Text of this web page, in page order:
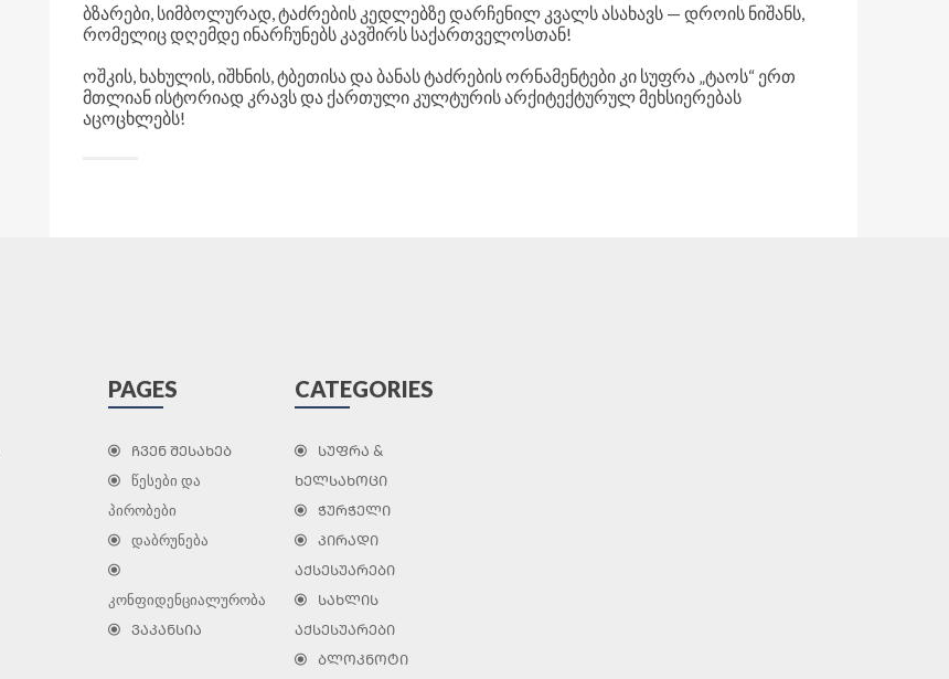
ᲑᲖᲐᲠᲔᲑᲘ, ᲡᲘᲛᲑᲝᲚᲣᲠᲐᲓ, ᲢᲐᲫᲠᲔᲑᲘᲡ ᲙᲔᲓᲚᲔᲑᲖᲔ ᲓᲐᲠᲩᲔᲜᲘᲚ ᲙᲕᲐᲚᲡ ᲐᲡᲐᲮᲐᲕᲡ — ᲓᲠᲝᲘᲡ ᲜᲘᲨᲐᲜᲡ,
ᲠᲝᲛᲔᲚᲘᲪ ᲓᲦᲔᲛᲓᲔ ᲘᲜᲐᲠᲩᲣᲜᲔᲑᲡ ᲙᲐᲕᲨᲘᲠᲡ ᲡᲐᲥᲐᲠᲗᲕᲔᲚᲝᲡᲗᲐᲜ!
ᲝᲨᲙᲘᲡ, ᲮᲐᲮᲣᲚᲘᲡ, ᲘᲨᲮᲜᲘᲡ, ᲢᲑᲔᲗᲘᲡᲐ ᲓᲐ ᲑᲐᲜᲐᲡ ᲢᲐᲫᲠᲔᲑᲘᲡ ᲝᲠᲜᲐᲛᲔᲜᲢᲔᲑᲘ ᲙᲘ ᲡᲣᲤᲠᲐ „ᲢᲐᲝᲡ“ ᲔᲠᲗ
ᲛᲗᲚᲘᲐᲜ ᲘᲡᲢᲝᲠᲘᲐᲓ ᲙᲠᲐᲕᲡ ᲓᲐ ᲥᲐᲠᲗᲣᲚᲘ ᲙᲣᲚᲢᲣᲠᲘᲡ ᲐᲠᲥᲘᲢᲔᲥᲢᲣᲠᲣᲚ ᲛᲔᲮᲡᲘᲔᲠᲔᲑᲐᲡ
ᲐᲪᲝᲪᲮᲚᲔᲑᲡ!
PAGES
ᲩᲕᲔᲜ ᲨᲔᲡᲐᲮᲔᲑ
წესები და
პირობები
დაბრუნება
კონფიდენციალურობა
ᲕᲐᲙᲐᲜᲡᲘᲐ
CATEGORIES
ᲡᲣᲤᲠᲐ &
ᲮᲔᲚᲡᲐᲮᲝᲪᲘ
ᲭᲣᲠᲭᲔᲚᲘ
ᲞᲘᲠᲐᲓᲘ
ᲐᲥᲡᲔᲡᲣᲐᲠᲔᲑᲘ
ᲡᲐᲮᲚᲘᲡ
ᲐᲥᲡᲔᲡᲣᲐᲠᲔᲑᲘ
ᲑᲚᲝᲙᲜᲝᲢᲘ